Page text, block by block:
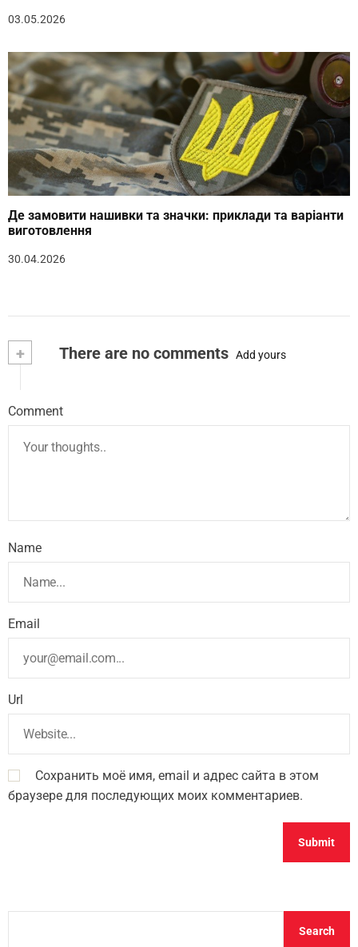
03.05.2026
Де замовити нашивки та значки: приклади та варіанти
виготовлення
30.04.2026
+ There are no comments Add yours
Comment
Name
Email
Url
Сохранить моё имя, email и адрес сайта в этом
браузере для последующих моих комментариев.
Search